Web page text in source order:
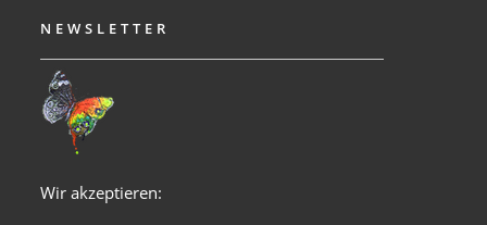
NEWSLETTER
Wir akzeptieren: